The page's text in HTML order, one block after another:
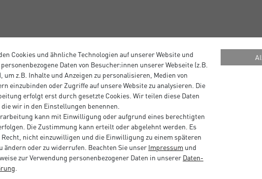
Cookies und ähnliche Technologien auf unserer Website und
Daten von Besucher:innen unserer Webseite (z.B.
um z.B. Inhalte und Anzeigen zu personalisieren, Medien von
einzubinden oder Zugriffe auf unsere Website zu analysieren. Die
erfolgt erst durch gesetzte Cookies. Wir teilen diese Daten
wir in den Einstellungen benennen.
kann mit Einwilligung oder aufgrund eines berechtigten
Die Zustimmung kann erteilt oder abgelehnt werden. Es
Recht, nicht einzuwilligen und die Einwilligung zu einem späteren
ändern oder zu widerrufen. Beachten Sie unser Impressum und
zur Verwendung personenbezogener Daten in unserer Daten­